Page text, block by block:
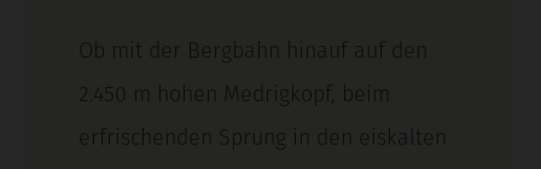
Ob mit der Bergbahn hinauf auf den
2.450 m hohen Medrigkopf, beim
erfrischenden Sprung in den eiskalten